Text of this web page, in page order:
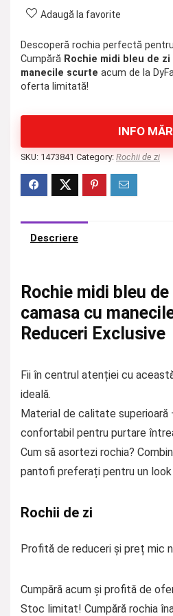
Adaugă la favorite
Descoperă rochia perfectă
Cumpără Rochie midi bleu de
manecile scurte acum de la
oferta limitată!
INFO
SKU: 1473841 Category: Rochii de zi
Descriere
Rochie midi bleu
camasa cu
Reduceri Exclusive
Fii în centrul atenției cu
ideală.
Material de calitate superioară
confortabil pentru purtare
Cum să asortezi rochia?
pantofi preferați pentru un
Rochii de zi
Profită de reduceri și preț mic
Cumpără acum și profită de
Stoc limitat! Cumpără rochia